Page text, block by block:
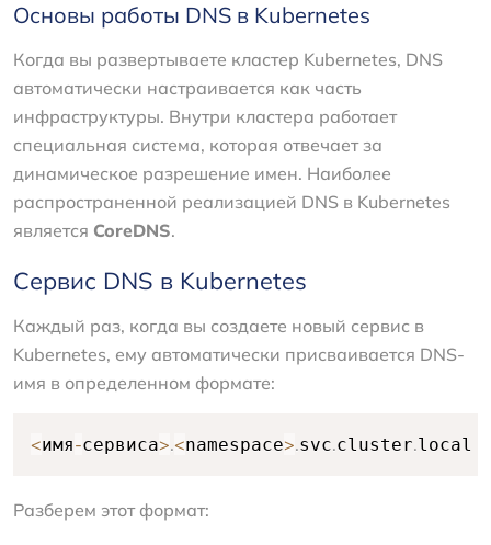
Основы работы DNS в Kubernetes
Когда вы развертываете кластер Kubernetes, DNS
автоматически настраивается как часть
инфраструктуры. Внутри кластера работает
специальная система, которая отвечает за
динамическое разрешение имен. Наиболее
распространенной реализацией DNS в Kubernetes
является CoreDNS.
Сервис DNS в Kubernetes
Каждый раз, когда вы создаете новый сервис в
Kubernetes, ему автоматически присваивается DNS-
имя в определенном формате:
<имя-сервиса>.<namespace>.svc.cluster.local
Разберем этот формат: